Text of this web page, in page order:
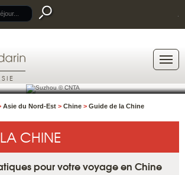
Asie du Nord-Est > Chine > Guide de la Chine
CHINE
pour votre voyage en Chine